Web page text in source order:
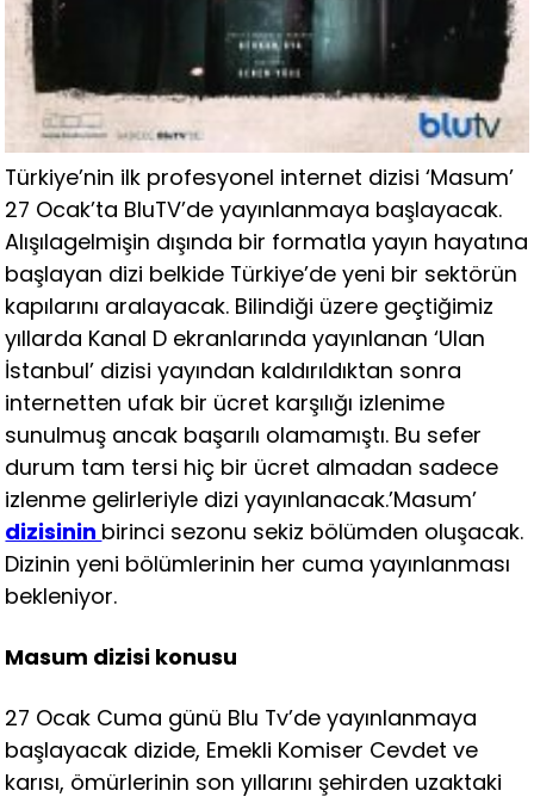
Türkiye’nin ilk profesyonel internet dizisi ‘Masum’
27 Ocak’ta BluTV’de yayınlanmaya başlayacak.
Alışılagelmişin dışında bir formatla yayın hayatına
başlayan dizi belkide Türkiye’de yeni bir sektörün
kapılarını aralayacak. Bilindiği üzere geçtiğimiz
yıllarda Kanal D ekranlarında yayınlanan ‘Ulan
İstanbul’ dizisi yayından kaldırıldıktan sonra
internetten ufak bir ücret karşılığı izlenime
sunulmuş ancak başarılı olamamıştı. Bu sefer
durum tam tersi hiç bir ücret almadan sadece
izlenme gelirleriyle dizi yayınlanacak.’Masum’
dizisinin birinci sezonu sekiz bölümden oluşacak.
Dizinin yeni bölümlerinin her cuma yayınlanması
bekleniyor.
Masum dizisi konusu
27 Ocak Cuma günü Blu Tv’de yayınlanmaya
başlayacak dizide, Emekli Komiser Cevdet ve
karısı, ömürlerinin son yıllarını şehirden uzaktaki